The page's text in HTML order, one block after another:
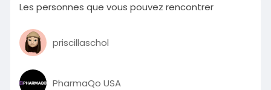
Les personnes que vous pouvez rencontrer
priscillaschol
PharmaQo USA